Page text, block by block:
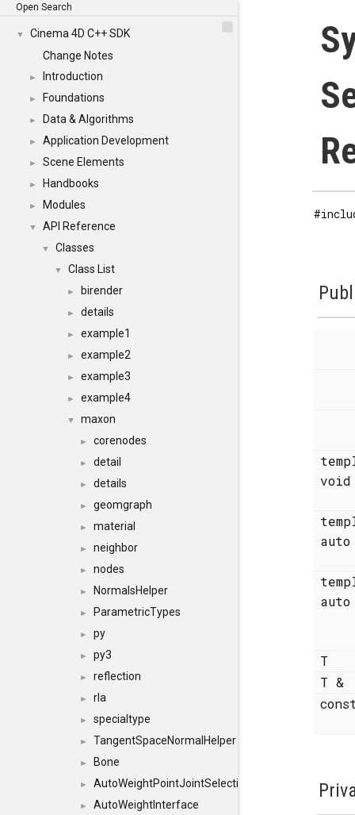
Open Search
▼
Cinema 4D C++ SDK
Change Notes
► Introduction
► Foundations
► Data & Algorithms
► Application Development
► Scene Elements
► Handbooks
► Modules
▼ API Reference
▼ Classes
▼ Class List
► birender
► details
► example1
► example2
► example3
► example4
▼ maxon
► corenodes
► detail
► details
► geomgraph
► material
► neighbor
► nodes
► NormalsHelper
► ParametricTypes
► py
► py3
► reflection
► rla
► specialtype
► TangentSpaceNormalHelper
► Bone
► AutoWeightPointJointSelections
► AutoWeightInterface
T
T &